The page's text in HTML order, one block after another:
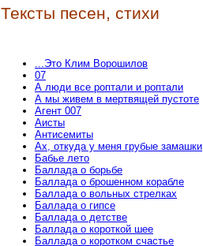
Тексты песен, стихи
...Это Клим Ворошилов
07
А люди все роптали и роптали
А мы живем в мертвящей пустоте
Агент 007
Аисты
Антисемиты
Ах, откуда у меня грубые замашки
Бабье лето
Баллада о борьбе
Баллада о брошенном корабле
Баллада о вольных стрелках
Баллада о гипсе
Баллада о детстве
Баллада о короткой шее
Баллада о коротком счастье